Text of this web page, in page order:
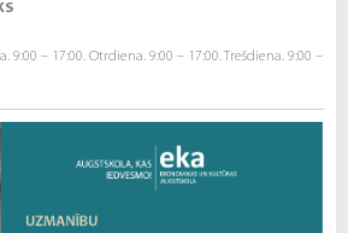
9:00 – 17:00. Otrdiena. 9:00 – 17:00. Trešdiena. 9:00 –